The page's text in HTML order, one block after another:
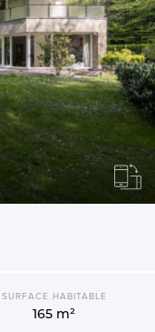
SURFACE HABITABLE
165 m²